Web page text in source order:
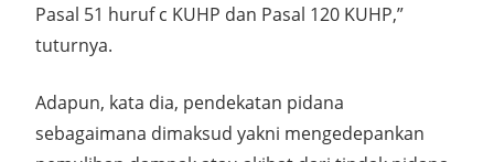
Pasal 51 huruf c KUHP dan Pasal 120 KUHP,”
tuturnya.
Adapun, kata dia, pendekatan pidana
sebagaimana dimaksud yakni mengedepankan